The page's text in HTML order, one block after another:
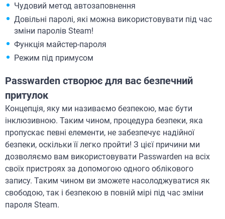
Чудовий метод автозаповнення
Довільні паролі, які можна використовувати під час
зміни паролів Steam!
Функція майстер-пароля
Режим під примусом
Passwarden створює для вас безпечний
притулок
Концепція, яку ми називаємо безпекою, має бути
інклюзивною. Таким чином, процедура безпеки, яка
пропускає певні елементи, не забезпечує надійної
безпеки, оскільки її легко пройти! З цієї причини ми
дозволяємо вам використовувати Passwarden на всіх
своїх пристроях за допомогою одного облікового
запису. Таким чином ви зможете насолоджуватися як
свободою, так і безпекою в повній мірі під час зміни
пароля Steam.